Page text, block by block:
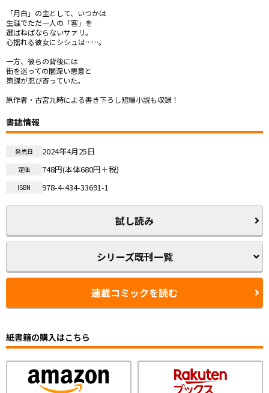
「月白」の主として、いつかは
生涯でただ一人の「客」を
選ばねばならないサァリ。
心揺れる彼女にシシュは……。
一方、彼らの背後には
街を巡っての闇深い悪意と
策謀が忍び寄っていた―――。
原作者・古宮九時による書き下ろし短編小説も収録！
書誌情報
発売日 2024年4月25日
定価 748円(本体680円＋税)
ISBN 978-4-434-33691-1
試し読み
シリーズ既刊一覧
連載コミックを読む
紙書籍の購入はこちら